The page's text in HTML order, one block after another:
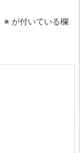
※ が付いている欄